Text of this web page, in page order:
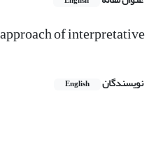
of interpretative
نویسندگان English